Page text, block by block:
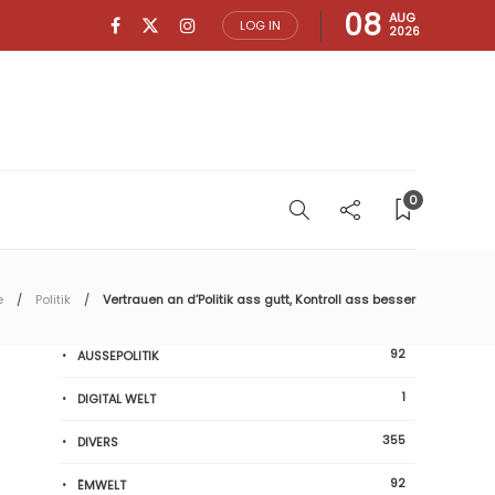
LOG IN 08 AUG
2026
0
Politik Vertrauen an d’Politik ass gutt, Kontroll ass besser
AUSSEPOLITIK 92
DIGITAL WELT 1
DIVERS 355
ËMWELT 92